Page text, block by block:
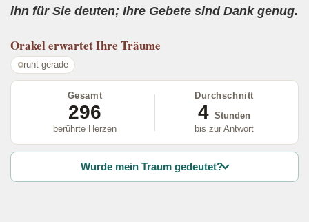
ihn für Sie deuten; Ihre Gebete sind Dank genug.
Orakelerwartet Ihre Träume
ruht gerade
Gesamt
296
berührte Herzen
Durchschnitt
4 Stunden
bis zur Antwort
Wurde mein Traum gedeutet?